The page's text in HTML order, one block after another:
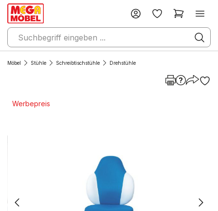
Möbel Stühle Schreibtischstühle Drehstühle
Werbepreis